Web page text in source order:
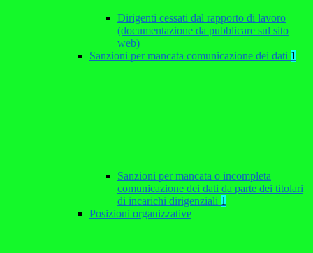
Dirigenti cessati dal rapporto di lavoro
(documentazione da pubblicare sul sito
web)
Sanzioni per mancata comunicazione dei dati 1
Sanzioni per mancata o incompleta
comunicazione dei dati da parte dei titolari
di incarichi dirigenziali 1
Posizioni organizzative